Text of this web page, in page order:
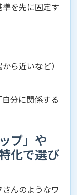
を先に固定す
ら近いなど）
分に関係する
プ」や
化で選び
んのようなワ